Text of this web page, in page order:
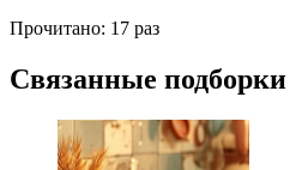
Прочитано: 17 раз
Связанные подборки